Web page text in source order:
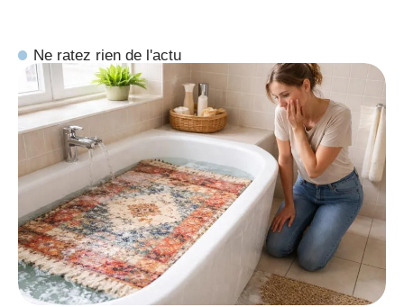
Ne ratez rien de l'actu